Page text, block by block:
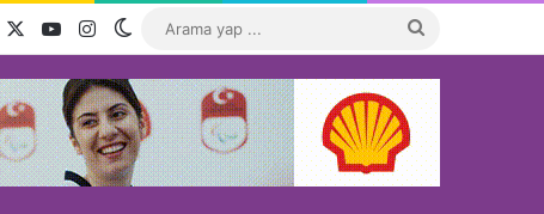
Facebook YouTubeInstagramDış görünümü değiştir
...